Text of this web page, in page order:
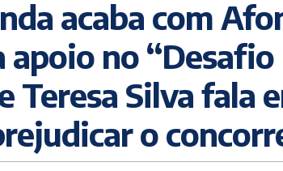
acaba com
no “Desafio
Teresa Silva fala
o